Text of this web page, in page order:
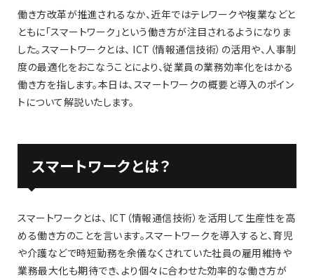
働き方改革が推進されるなか、近年ではテレワークや複業などと
ともに「スマートワーク」という働き方が注目されるようになりま
した。スマートワークとは、 ICT（情報通信技術）の活用や、人事制
度の最適化をおこなうことにより、従業員の業務効率化をはかる
働き方を指します。本日は、スマートワークの概要と導入のポイン
トについて解説いたします。
スマートワークとは？
スマートワークとは、 ICT（情報通信技術）を活用して生産性を高
める働き方のことを言います。スマートワークを導入すると、育児
や介護などで時短勤務を余儀なくされていた社員の雇用維持や
業務最大化も期待でき、より個々に合わせた効率的な働き方が